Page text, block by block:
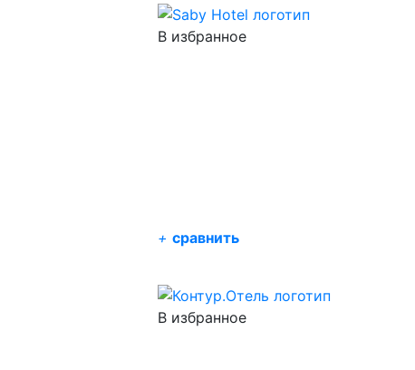
В избранное
+ сравнить
В избранное